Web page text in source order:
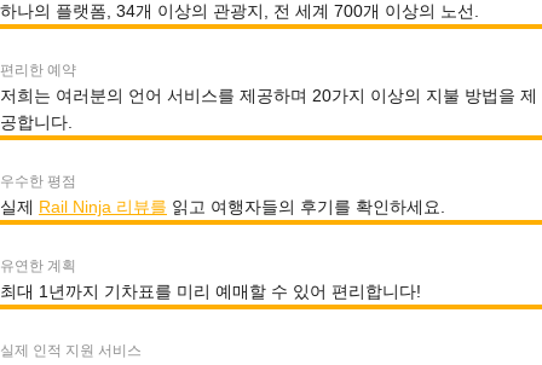
하나의 플랫폼, 34개 이상의 관광지, 전 세계 700개 이상의 노선.
편리한 예약
저희는 여러분의 언어 서비스를 제공하며 20가지 이상의 지불 방법을 제
공합니다.
우수한 평점
실제 Rail Ninja 리뷰를 읽고 여행자들의 후기를 확인하세요.
유연한 계획
최대 1년까지 기차표를 미리 예매할 수 있어 편리합니다!
실제 인적 지원 서비스